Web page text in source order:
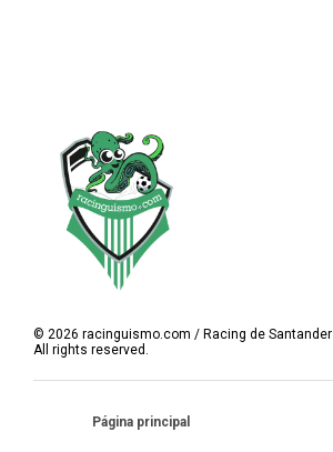
© 2026 racinguismo.com / Racing de Santander
All rights reserved.
Página principal